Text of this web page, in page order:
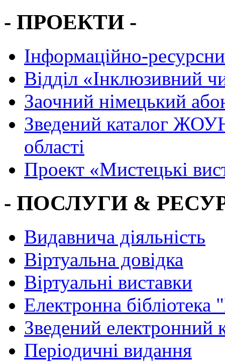
- ПРОЕКТИ -
Інформаційно-
Вiддiл «Інклюзивний
Заочний німецький
Зведений каталог
області
Проект «Мистецькі
- ПОСЛУГИ &
Видавнича діяльність
Віртуальна довідка
Віртуальні виставки
Електронна
Зведений електронний
Періодичні видання